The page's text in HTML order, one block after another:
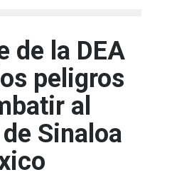
de la DEA
peligros
al
Sinaloa